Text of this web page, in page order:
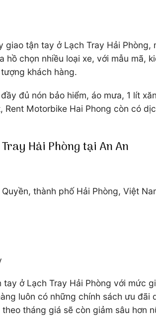
tận tay ở Lạch Tray Hải
chọn nhiều loại xe, với mẫu mã,
khách hàng.
đủ nón bảo hiểm, áo mưa, 1 lít
Motorbike Hai Phong còn có
Hải Phòng tại An An
thành phố Hải Phòng, Việt
ở Lạch Tray Hải Phòng với mức
luôn có những chính sách ưu
tháng giá sẽ còn giảm sâu hơn